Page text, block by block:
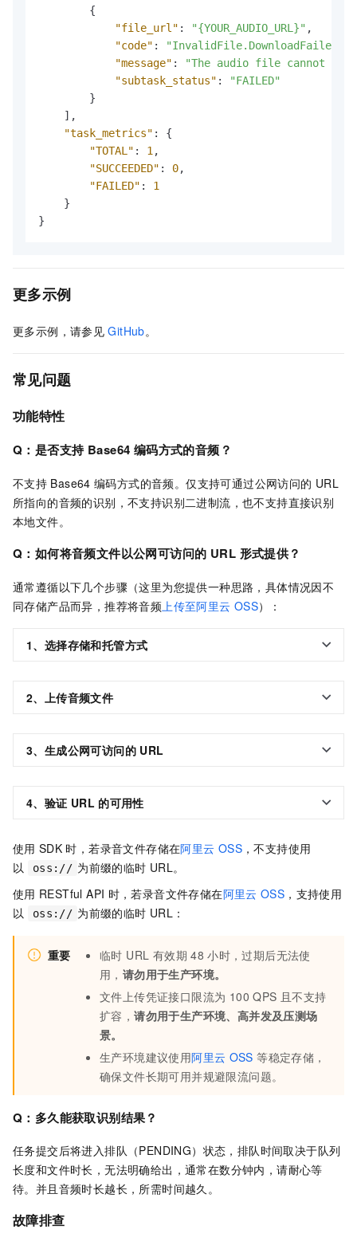
{
"file_url" : "{YOUR_AUDIO_URL}" ,
"code" : "InvalidFile.DownloadFailed"
"message" :
"The audio file cannot be
"subtask_status" :
"FAILED"
}
] ,
"task_metrics" :
{
"TOTAL" : 1 ,
"SUCCEEDED" : 0,
"FAILED" :
1
}
}
更多示例
更多示例，请参见 GitHub。
常见问题
功能特性
Q：是否支持 Base64 编码方式的音频？
不支持 Base64 编码方式的音频。仅支持可通过公网访问的 URL
所指向的音频的识别，不支持识别二进制流，也不支持直接识别
本地文件。
Q：如何将音频文件以公网可访问的 URL 形式提供？
通常遵循以下几个步骤（这里为您提供一种思路，具体情况因不
同存储产品而异，推荐将音频 上传至阿里云 OSS）：
1、选择存储和托管方式
2、上传音频文件
3、生成公网可访问的 URL
4、验证 URL 的可用性
使用 SDK 时，若录音文件存储在阿里云 OSS，不支持使用
以
oss:// 为前缀的临时 URL。
使用 RESTful API 时，若录音文件存储在阿里云 OSS ，支持使用
以
oss:// 为前缀的临时 URL：
重要 临时 URL 有效期 48 小时，过期后无法使
用， 请勿用于生产环境。
文件上传凭证接口限流为 100 QPS 且不支持
扩容，请勿用于生产环境、高并发及压测场
景。
生产环境建议使用阿里云 OSS 等稳定存储，
确保文件长期可用并规避限流问题。
Q：多久能获取识别结果？
任务提交后将进入排队（PENDING）状态，排队时间取决于队列
长度和文件时长，无法明确给出，通常在数分钟内，请耐心等
待。并且音频时长越长，所需时间越久。
故障排查